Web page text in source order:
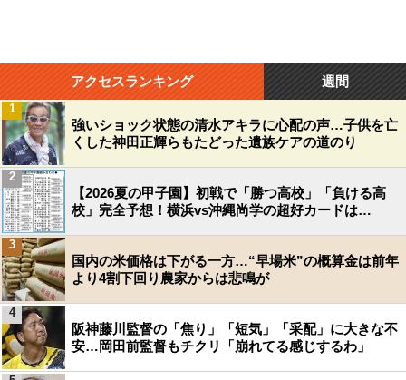
アクセスランキング 週間
強いショック状態の清水アキラに心配の声…子供を亡
くした神田正輝らもたどった遺族ケアの道のり
1
【2026夏の甲子園】初戦で「勝つ高校」「負ける高
校」完全予想！横浜vs沖縄尚学の超好カードは…
2
国内の米価格は下がる一方…“早場米”の概算金は前年
より4割下回り農家からは悲鳴が
3
阪神藤川監督の「焦り」「短気」「采配」に大きな不
安…岡田前監督もチクリ「崩れてる感じするわ」
4